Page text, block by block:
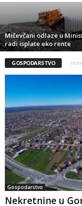
Mičevčani odlaze u
radi isplate eko rente
GOSPODARSTVO
Gospodarstvo
Nekretnine u